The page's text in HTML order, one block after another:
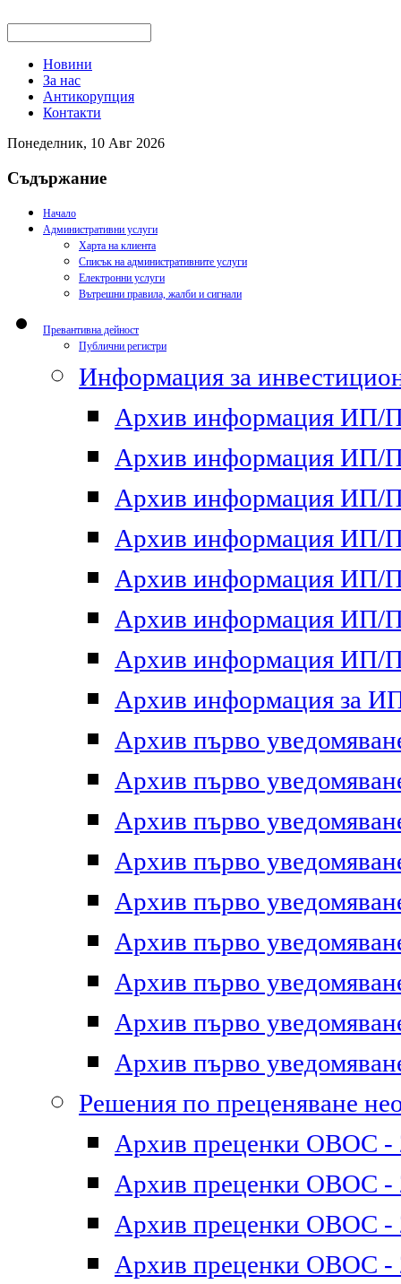
Новини
За нас
Антикорупция
Контакти
Понеделник, 10 Авг 2026
Съдържание
Начало
Административни услуги
Харта на клиента
Списък на административните услуги
Електронни услуги
Вътрешни правила, жалби и сигнали
Превантивна дейност
Публични регистри
Информация за
Архив информация ИП/
Архив информация ИП/
Архив информация ИП/
Архив информация ИП/
Архив информация ИП/
Архив информация ИП/
Архив информация ИП/
Архив информация за
Архив първо
Архив първо
Архив първо
Архив първо
Архив първо
Архив първо
Архив първо
Архив първо
Архив първо
Решения по преценяване
Архив преценки ОВОС -
Архив преценки ОВОС -
Архив преценки ОВОС -
Архив преценки ОВОС -